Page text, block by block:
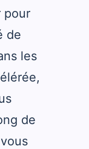
pour
de
les
de